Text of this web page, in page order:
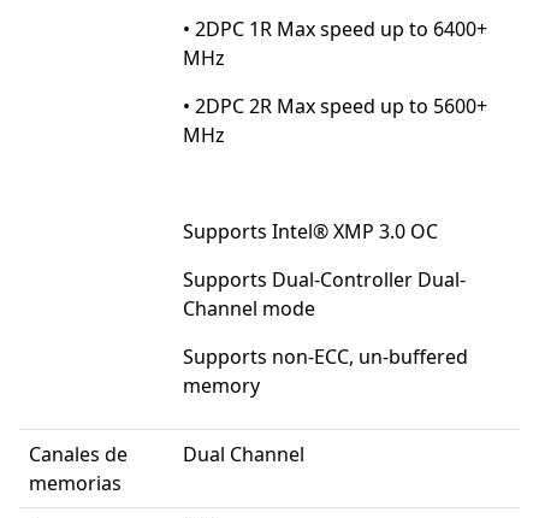
• 2DPC 1R Max speed up to 6400+
MHz
• 2DPC 2R Max speed up to 5600+
MHz
Supports Intel® XMP 3.0 OC
Supports Dual-Controller Dual-
Channel mode
Supports non-ECC, un-buffered
memory
Canales de
memorias
Dual Channel